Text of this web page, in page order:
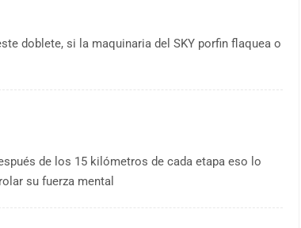
doblete, si la maquinaria del SKY porfin flaquea o
de los 15 kilómetros de cada etapa eso lo
su fuerza mental